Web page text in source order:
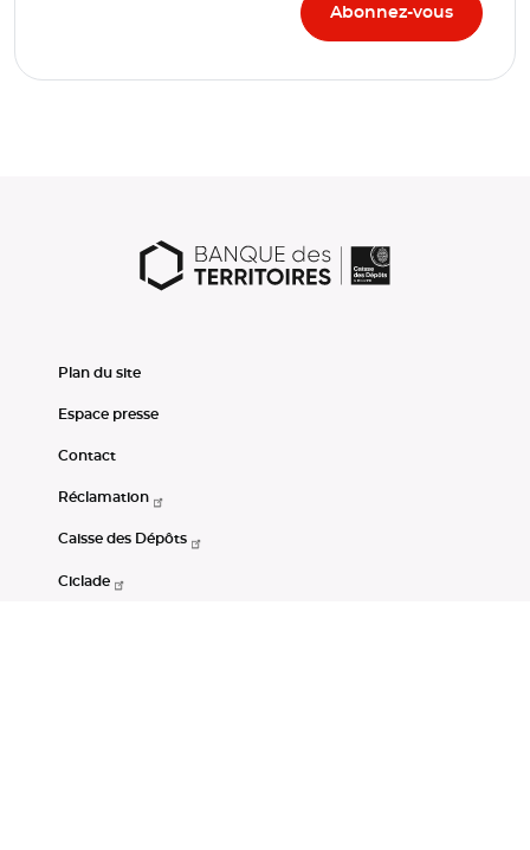
Plan du site
Espace presse
Contact
Réclamation
Caisse des Dépôts
Ciclade